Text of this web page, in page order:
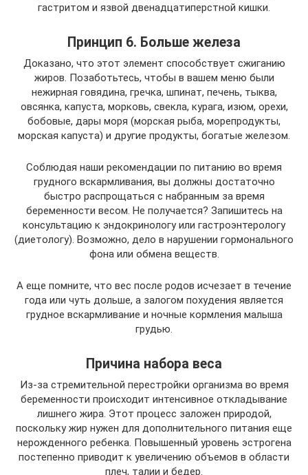
гастритом и язвой двенадцатиперстной кишки.
Принцип 6. Больше железа
Доказано, что этот элемент способствует сжиганию
жиров. Позаботьтесь, чтобы в вашем меню были
нежирная говядина, гречка, шпинат, печень, тыква,
овсянка, капуста, морковь, свекла, курага, изюм, орехи,
бобовые, дары моря (морская рыба, морепродукты,
морская капуста) и другие продукты, богатые железом.
Соблюдая наши рекомендации по питанию во время
грудного вскармливания, вы должны достаточно
быстро распрощаться с набранным за время
беременности весом. Не получается? Запишитесь на
консультацию к эндокринологу или гастроэнтерологу
(диетологу). Возможно, дело в нарушении гормонального
фона или обмена веществ.
А еще помните, что вес после родов исчезает в течение
года или чуть дольше, а залогом похудения является
грудное вскармливание и ночные кормления малыша
грудью.
Причина набора веса
Из-за стремительной перестройки организма во время
беременности происходит интенсивное откладывание
лишнего жира. Этот процесс заложен природой,
поскольку жир нужен для дополнительного питания еще
нерожденного ребенка. Повышенный уровень эстрогена
постепенно приводит к увеличению объемов в области
плеч, талии и бедер.